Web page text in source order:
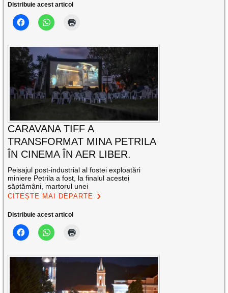
Distribuie acest articol
CARAVANA TIFF A
TRANSFORMAT MINA PETRILA
ÎN CINEMA ÎN AER LIBER.
Peisajul post-industrial al fostei exploatări
miniere Petrila a fost, la finalul acestei
săptămâni, martorul unei
CITEȘTE MAI DEPARTE
Distribuie acest articol